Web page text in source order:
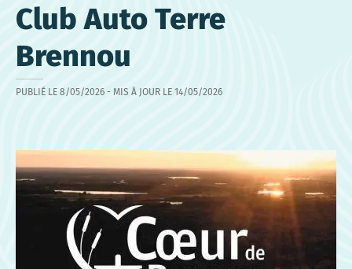
Club Auto Terre
Brennou
PUBLIÉ LE 8/05/2026 - MIS À JOUR LE 14/05/2026